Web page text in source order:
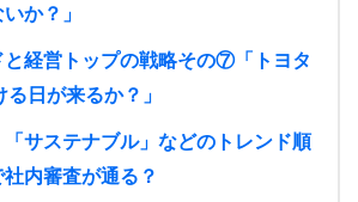
か？」
と経営トップの戦略その⑦「トヨタ
日が来るか？」
「サステナブル」などのトレンド順
内審査が通る？